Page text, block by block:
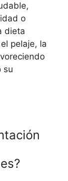
o
dieta
pelaje, la
su